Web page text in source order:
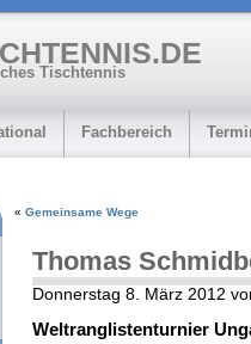
Tischtennis
Fachbereich
« Gemeinsame Wege
Thomas
Donnerstag 8. März 2012
Weltranglistenturnier